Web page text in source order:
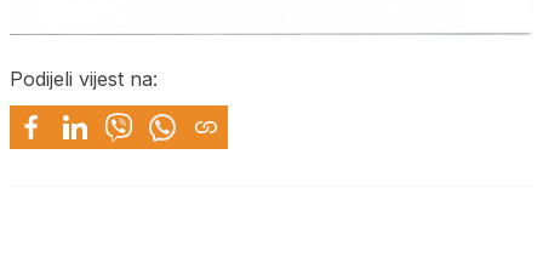
Podijeli vijest na: